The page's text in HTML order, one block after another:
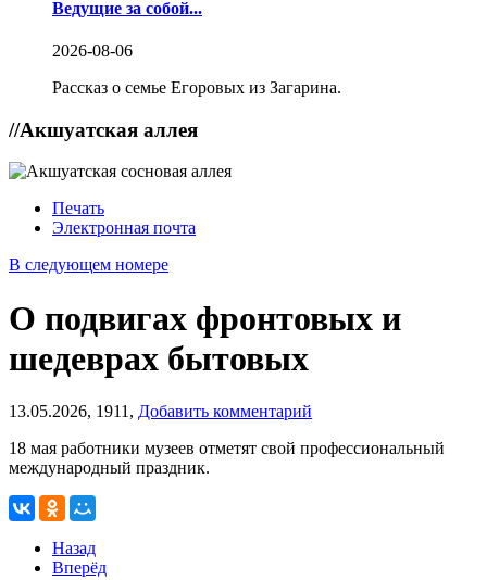
Ведущие за собой...
2026-08-06
Рассказ о семье Егоровых из Загарина.
//Акшуатская аллея
Печать
Электронная почта
В следующем номере
О подвигах фронтовых и
шедеврах бытовых
13.05.2026, 1911, Добавить комментарий
18 мая работники музеев отметят свой профессиональный
международный праздник.
Назад
Вперёд